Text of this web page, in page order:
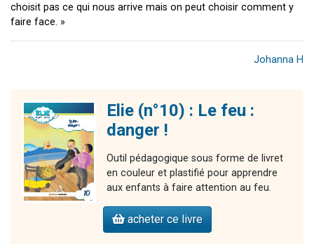
choisit pas ce qui nous arrive mais on peut choisir comment y
faire face. »
Johanna H
Elie (n°10) : Le feu :
danger !
Outil pédagogique sous forme de livret
en couleur et plastifié pour apprendre
aux enfants à faire attention au feu.
acheter ce livre